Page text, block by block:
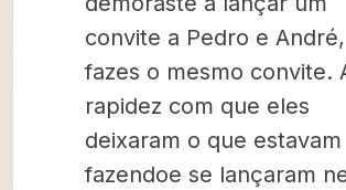
convite a Pedro e
fazes o mesmo convite.
rapidez com que eles
deixaram o que estavam
fazendoe se lançaram